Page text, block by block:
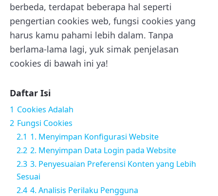
berbeda, terdapat beberapa hal seperti
pengertian cookies web, fungsi cookies yang
harus kamu pahami lebih dalam. Tanpa
berlama-lama lagi, yuk simak penjelasan
cookies di bawah ini ya!
Daftar Isi
1 Cookies Adalah
2 Fungsi Cookies
2.1 1. Menyimpan Konfigurasi Website
2.2 2. Menyimpan Data Login pada Website
2.3 3. Penyesuaian Preferensi Konten yang Lebih
Sesuai
2.4 4. Analisis Perilaku Pengguna